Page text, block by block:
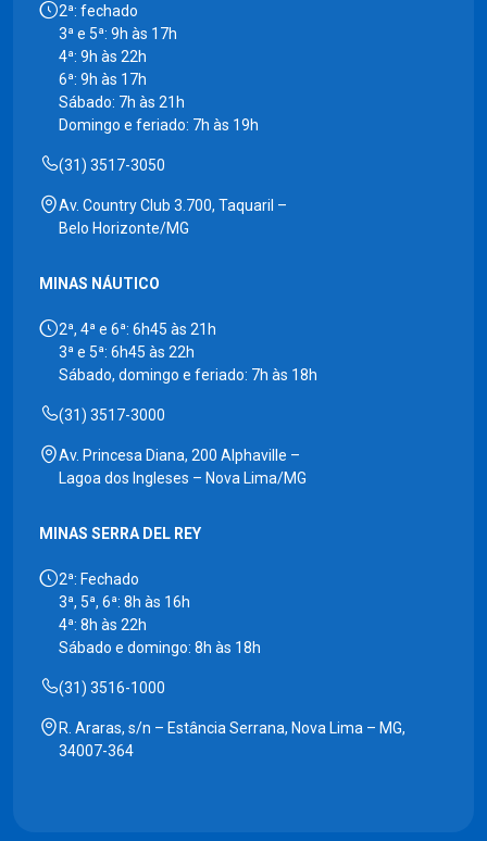
2ª: fechado
3ª e 5ª: 9h às 17h
4ª: 9h às 22h
6ª: 9h às 17h
Sábado: 7h às 21h
Domingo e feriado: 7h às 19h
(31) 3517-3050
Av. Country Club 3.700, Taquaril –
Belo Horizonte/MG
MINAS NÁUTICO
2ª, 4ª e 6ª: 6h45 às 21h
3ª e 5ª: 6h45 às 22h
Sábado, domingo e feriado: 7h às 18h
(31) 3517-3000
Av. Princesa Diana, 200 Alphaville –
Lagoa dos Ingleses – Nova Lima/MG
MINAS SERRA DEL REY
2ª: Fechado
3ª, 5ª, 6ª: 8h às 16h
4ª: 8h às 22h
Sábado e domingo: 8h às 18h
(31) 3516-1000
R. Araras, s/n – Estância Serrana, Nova Lima – MG,
34007-364